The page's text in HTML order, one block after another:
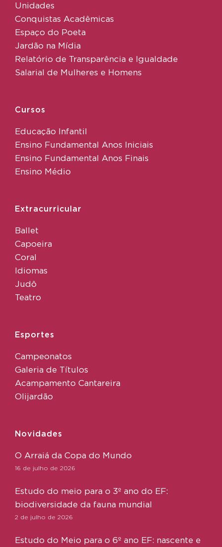
Unidades
Conquistas Acadêmicas
Espaço do Poeta
Jardão na Mídia
Relatório de Transparência e Igualdade
Salarial de Mulheres e Homens
Cursos
Educação Infantil
Ensino Fundamental Anos Iniciais
Ensino Fundamental Anos Finais
Ensino Médio
Extracurricular
Ballet
Capoeira
Coral
Idiomas
Judô
Teatro
Esportes
Campeonatos
Galeria de Títulos
Acampamento Cantareira
Olijardão
Novidades
O Arraiá da Copa do Mundo
16 de julho de 2026
Estudo do meio para o 3º ano do EF:
biodiversidade da fauna mundial
2 de julho de 2026
Estudo do Meio para o 6º ano EF: nascente e